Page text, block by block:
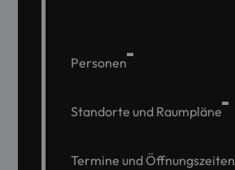
Personen
Standorte und Raumpläne
Termine und Öffnungszeiten